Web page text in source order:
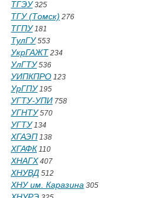
ТГЭУ325
ТГУ (Томск) 276
ТГПУ181
ТулГУ553
УкрГАЖТ 234
УлГТУ536
УИПКПРО 123
УрГПУ195
УГТУ-УПИ 758
УГНТУ570
УГТУ134
ХГАЭП 138
ХГАФК 110
ХНАГХ 407
ХНУВД 512
ХНУ им. Каразина 305